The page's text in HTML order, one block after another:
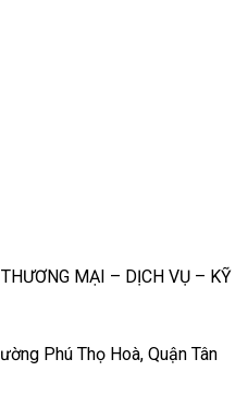
MẠI – DỊCH VỤ – KỸ
Phú Thọ Hoà, Quận Tân